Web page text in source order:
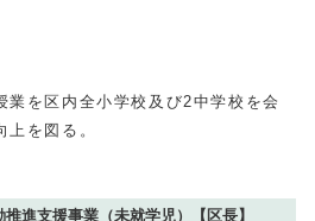
を区内全小学校及び2中学校を会
を図る。
進支援事業（未就学児）【区長】